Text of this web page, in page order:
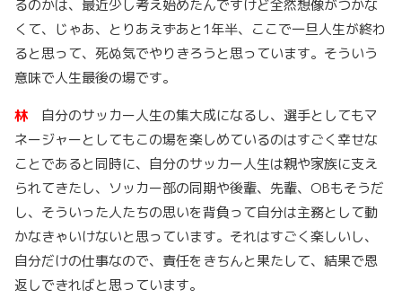
るのかは、最近少し考え始めたんですけど全然想像がつかな
くて、じゃあ、とりあえずあと1年半、ここで一旦人生が終わ
ると思って、死ぬ気でやりきろうと思っています。そういう
意味で人生最後の場です。
林 自分のサッカー人生の集大成になるし、選手としてもマ
ネージャーとしてもこの場を楽しめているのはすごく幸せな
ことであると同時に、自分のサッカー人生は親や家族に支え
られてきたし、ソッカー部の同期や後輩、先輩、OBもそうだ
し、そういった人たちの思いを背負って自分は主務として動
かなきゃいけないと思っています。それはすごく楽しいし、
自分だけの仕事なので、責任をきちんと果たして、結果で恩
返しできればと思っています。